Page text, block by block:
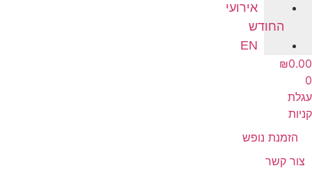
אירועי
החודש
EN
₪
הזמנת נופש
צור קשר